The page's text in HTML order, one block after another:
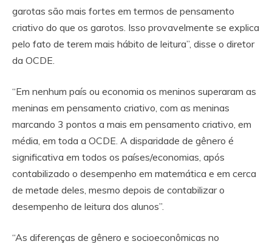
garotas são mais fortes em termos de pensamento
criativo do que os garotos. Isso provavelmente se explica
pelo fato de terem mais hábito de leitura”, disse o diretor
da OCDE.
“Em nenhum país ou economia os meninos superaram as
meninas em pensamento criativo, com as meninas
marcando 3 pontos a mais em pensamento criativo, em
média, em toda a OCDE. A disparidade de gênero é
significativa em todos os países/economias, após
contabilizado o desempenho em matemática e em cerca
de metade deles, mesmo depois de contabilizar o
desempenho de leitura dos alunos”.
“As diferenças de gênero e socioeconômicas no